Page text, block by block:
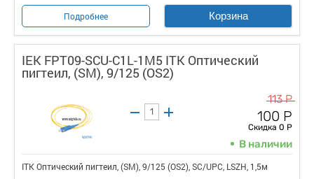
Подробнее Корзина
IEK FPT09-SCU-C1L-1M5 ITK Оптический
пигтеил, (SM), 9/125 (OS2)
113 Р
100 Р
Скидка 0 Р
В наличии
ITK Оптический пигтеил, (SM), 9/125 (OS2), SC/UPC, LSZH, 1,5м